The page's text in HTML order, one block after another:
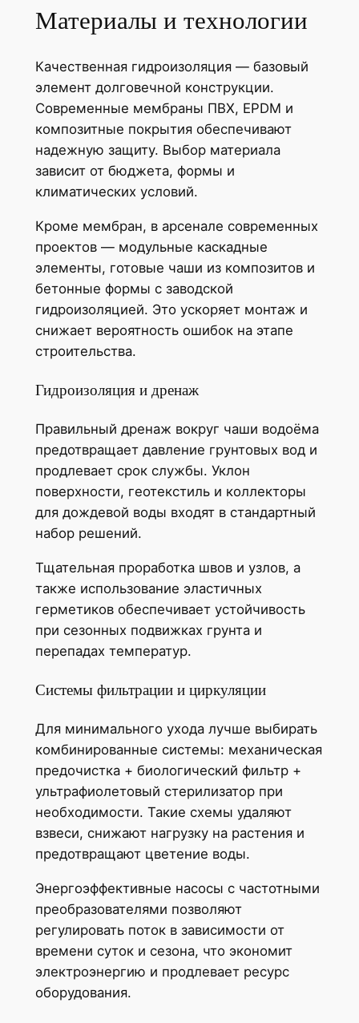
Материалы и технологии
Качественная гидроизоляция — базовый
элемент долговечной конструкции.
Современные мембраны ПВХ, EPDM и
композитные покрытия обеспечивают
надежную защиту. Выбор материала
зависит от бюджета, формы и
климатических условий.
Кроме мембран, в арсенале современных
проектов — модульные каскадные
элементы, готовые чаши из композитов и
бетонные формы с заводской
гидроизоляцией. Это ускоряет монтаж и
снижает вероятность ошибок на этапе
строительства.
Гидроизоляция и дренаж
Правильный дренаж вокруг чаши водоёма
предотвращает давление грунтовых вод и
продлевает срок службы. Уклон
поверхности, геотекстиль и коллекторы
для дождевой воды входят в стандартный
набор решений.
Тщательная проработка швов и узлов, а
также использование эластичных
герметиков обеспечивает устойчивость
при сезонных подвижках грунта и
перепадах температур.
Системы фильтрации и циркуляции
Для минимального ухода лучше выбирать
комбинированные системы: механическая
предочистка + биологический фильтр +
ультрафиолетовый стерилизатор при
необходимости. Такие схемы удаляют
взвеси, снижают нагрузку на растения и
предотвращают цветение воды.
Энергоэффективные насосы с частотными
преобразователями позволяют
регулировать поток в зависимости от
времени суток и сезона, что экономит
электроэнергию и продлевает ресурс
оборудования.